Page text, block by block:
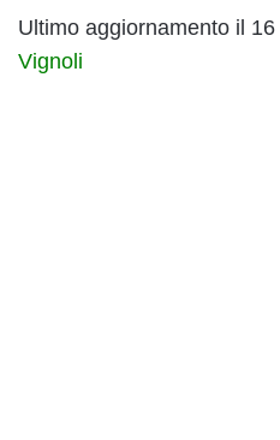
Ultimo aggiornamento il
Vignoli